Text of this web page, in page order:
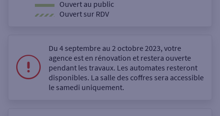
Ouvert au public
Ouvert sur RDV
Du 4 septembre au 2 octobre 2023, votre
agence est en rénovation et restera ouverte
pendant les travaux. Les automates resteront
disponibles. La salle des coffres sera accessible
le samedi uniquement.